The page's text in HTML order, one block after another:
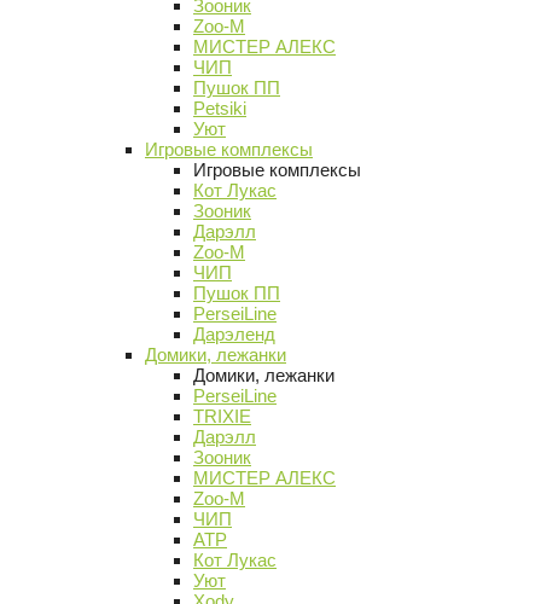
Зооник
Zoo-M
МИСТЕР АЛЕКС
ЧИП
Пушок ПП
Petsiki
Уют
Игровые комплексы
Игровые комплексы
Кот Лукас
Зооник
Дарэлл
Zoo-M
ЧИП
Пушок ПП
PerseiLine
Дарэленд
Домики, лежанки
Домики, лежанки
PerseiLine
TRIXIE
Дарэлл
Зооник
МИСТЕР АЛЕКС
Zoo-M
ЧИП
АТР
Кот Лукас
Уют